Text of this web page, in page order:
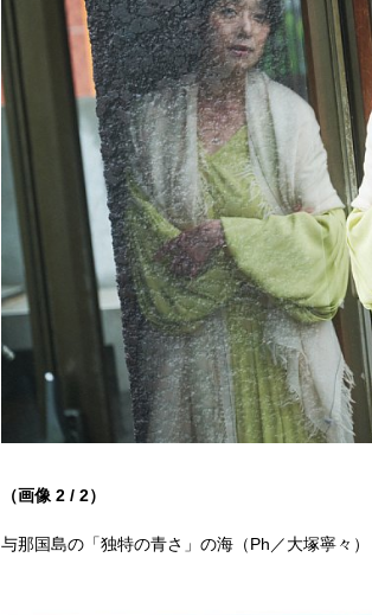
（画像 2 / 2）
与那国島の「独特の青さ」の海（Ph／大塚寧々）